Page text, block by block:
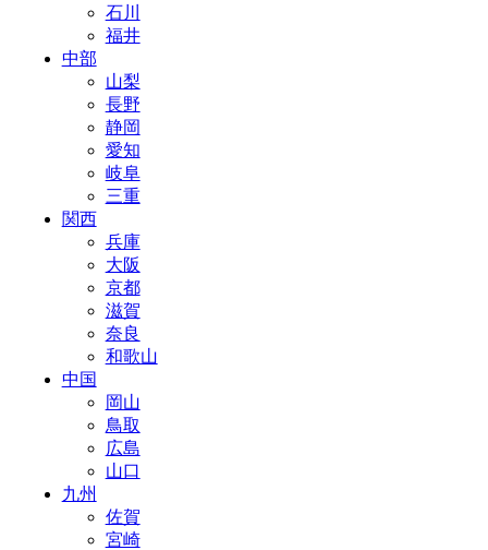
石川
福井
中部
山梨
長野
静岡
愛知
岐阜
三重
関西
兵庫
大阪
京都
滋賀
奈良
和歌山
中国
岡山
鳥取
広島
山口
九州
佐賀
宮崎